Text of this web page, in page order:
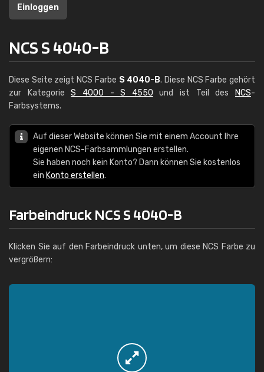
Einloggen
NCS S 4040-B
Diese Seite zeigt NCS Farbe S 4040-B. Diese NCS Farbe gehört
zur KategorieS 4000 - S 4550 und ist Teil des NCS-
Farbsystems.
Auf dieser Website können Sie mit einem Account Ihre
eigenen NCS-Farbsammlungen erstellen.
Sie haben noch kein Konto? Dann können Sie kostenlos
ein Konto erstellen.
Farbeindruck NCS S 4040-B
Klicken Sie auf den Farbeindruck unten, um diese NCS Farbe zu
vergrößern: